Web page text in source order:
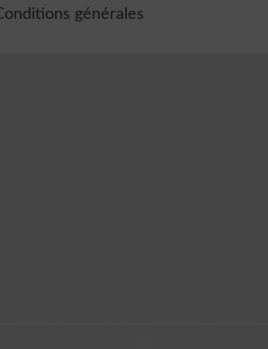
générales